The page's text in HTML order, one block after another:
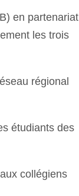
en partenariat
les trois
régional
étudiants des
collégiens